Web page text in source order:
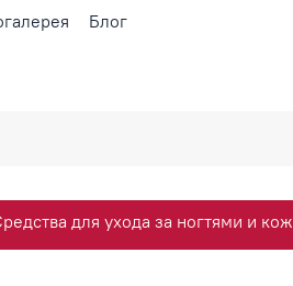
Блог
для ухода за ногтями и